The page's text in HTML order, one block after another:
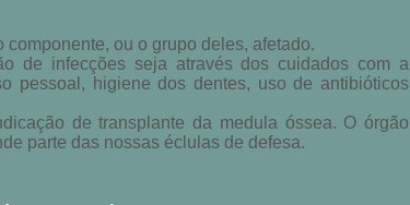
componente, ou o grupo deles, afetado.
de infecções seja através dos cuidados com a
pessoal, higiene dos dentes, uso de antibióticos
de transplante da medula óssea. O órgão
parte das nossas éclulas de defesa.